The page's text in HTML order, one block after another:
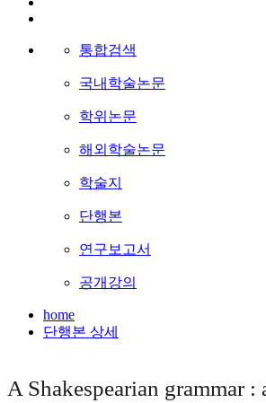
통합검색
국내학술논문
학위논문
해외학술논문
학술지
단행본
연구보고서
공개강의
home
단행본 상세
A Shakespearian grammar :